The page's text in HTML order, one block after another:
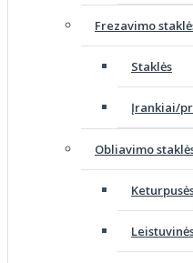
Frezavimo
Staklės
Įrankiai/
Obliavimo